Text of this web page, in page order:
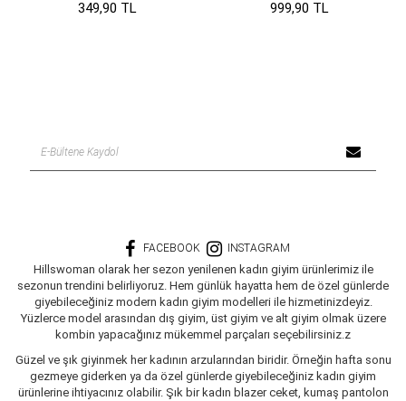
349,90 TL 999,90 TL
FACEBOOK INSTAGRAM
Hillswoman olarak her sezon yenilenen kadın giyim ürünlerimiz ile
sezonun trendini belirliyoruz. Hem günlük hayatta hem de özel günlerde
giyebileceğiniz modern kadın giyim modelleri ile hizmetinizdeyiz.
Yüzlerce model arasından dış giyim, üst giyim ve alt giyim olmak üzere
kombin yapacağınız mükemmel parçaları seçebilirsiniz.z
Güzel ve şık giyinmek her kadının arzularından biridir. Örneğin hafta sonu
gezmeye giderken ya da özel günlerde giyebileceğiniz kadın giyim
ürünlerine ihtiyacınız olabilir. Şık bir kadın blazer ceket, kumaş pantolon